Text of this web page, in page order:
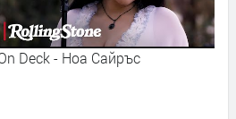
The Rolling Stones - You Got Me